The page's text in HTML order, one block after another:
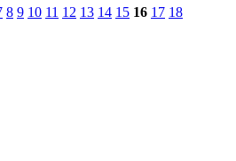
8 9 10 11 12 13 14 15 16 17 18